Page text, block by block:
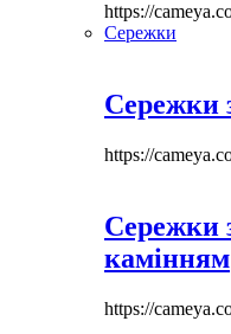
https://
Сережки
Сережки
https://
Сережки
камінням
https://